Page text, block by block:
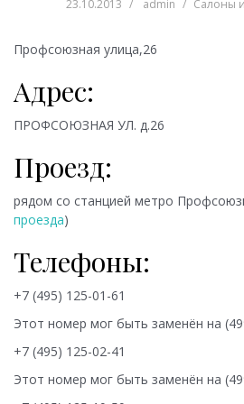
23.10.2013 admin Салоны
Профсоюзная улица,26
Адрес:
ПРОФСОЮЗНАЯ УЛ. д.26
Проезд:
рядом со станцией метро
проезда)
Телефоны:
+7 (495) 125-01-61
Этот номер мог быть заменён на
+7 (495) 125-02-41
Этот номер мог быть заменён на